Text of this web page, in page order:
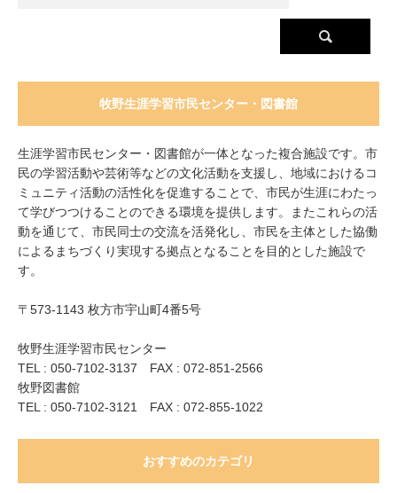
牧野生涯学習市民センター・図書館
生涯学習市民センター・図書館が一体となった複合施設です。市
民の学習活動や芸術等などの文化活動を支援し、地域におけるコ
ミュニティ活動の活性化を促進することで、市民が生涯にわたっ
て学びつつけることのできる環境を提供します。またこれらの活
動を通じて、市民同士の交流を活発化し、市民を主体とした協働
によるまちづくり実現する拠点となることを目的とした施設で
す。
〒573-1143 枚方市宇山町4番5号
牧野生涯学習市民センター
TEL : 050-7102-3137 FAX : 072-851-2566
牧野図書館
TEL : 050-7102-3121 FAX : 072-855-1022
おすすめのカテゴリ